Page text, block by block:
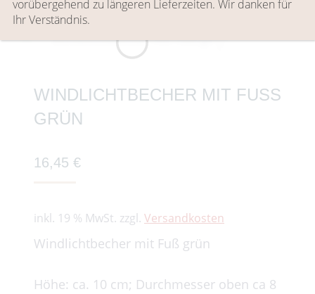
WINDLICHTBECHER MIT FUSS G
RÜN
16,45 €
inkl. 19 % MwSt. zzgl. Versandkosten
Windlichtbecher mit Fuß grün
Höhe: ca. 10 cm; Durchmesser oben ca 8
vorübergehend zu längeren Lieferzeiten. Wir danken für
Ihr Verständnis.